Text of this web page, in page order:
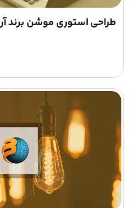
طراحی استوری موشن برند